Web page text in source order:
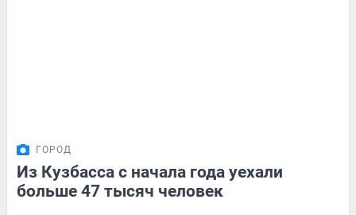
ГОРОД
Из Кузбасса с начала года уехали
больше 47 тысяч человек